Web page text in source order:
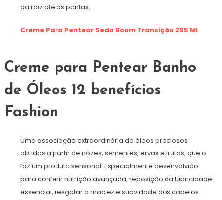
da raiz até as pontas.
Creme Para Pentear Seda Boom Transição 295 Ml
Creme para Pentear Banho
de Óleos 12 benefícios
Fashion
Uma associação extraordinária de óleos preciosos
obtidos a partir de nozes, sementes, ervas e frutos, que o
faz um produto sensorial. Especialmente desenvolvido
para conferir nutrição avançada, reposição da lubricidade
essencial, resgatar a maciez e suavidade dos cabelos.